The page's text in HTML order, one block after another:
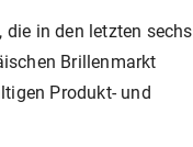
in den letzten sechs
Brillenmarkt
Produkt- und